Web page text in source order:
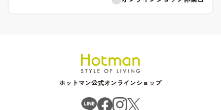
ホットマン公式オンラインショップ